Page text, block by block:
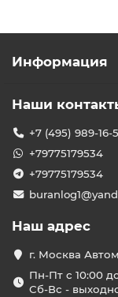
Информация
Наши
+7 (495) 989-16-
+79775179534
+79775179534
Наш адрес
г. Москва
Пн-Пт с 10:00
Сб-Вс -